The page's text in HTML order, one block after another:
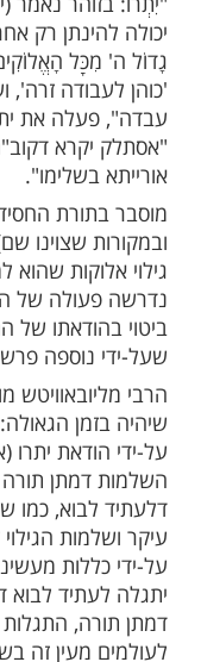
עוד תוכן
שלנו
השבוע פורסם
הגאולה השלמה
נאמר (יתרו
רק אחרי שבא
הָאֱלוֹקִים".
זרה', ועד
את יתרון
דקוב"ה
שצוינו שם)
שהוא למעלה
של הפיכת
של החושך